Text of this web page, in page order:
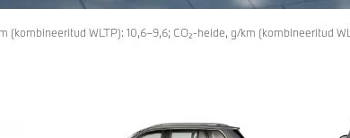
(kombineeritud WLTP): 10,6–9,6; CO₂-heide, g/km (kombineeritud